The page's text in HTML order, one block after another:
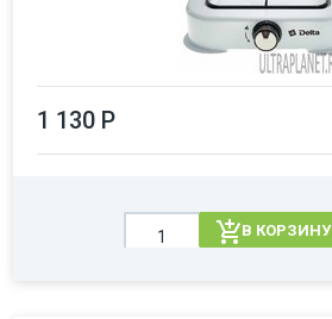
1 130 Р
В КОРЗИНУ